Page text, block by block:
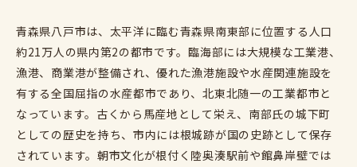
青森県八戸市は、太平洋に臨む青森県南東部に位置する人口
約21万人の県内第2の都市です。臨海部には大規模な工業港、
漁港、商業港が整備され、優れた漁港施設や水産関連施設を
有する全国屈指の水産都市であり、北東北随一の工業都市と
なっています。古くから馬産地として栄え、南部氏の城下町
としての歴史を持ち、市内には根城跡が国の史跡として保存
されています。朝市文化が根付く陸奥湊駅前や館鼻岸壁では